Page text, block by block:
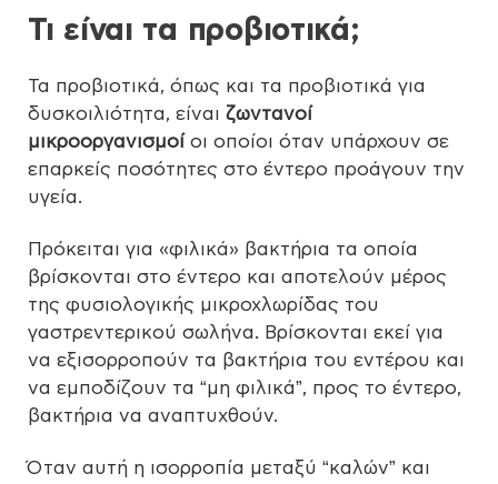
Τι είναι τα προβιοτικά;
Τα προβιοτικά, όπως και τα προβιοτικά για
δυσκοιλιότητα, είναι ζωντανοί
μικροοργανισμοί οι οποίοι όταν υπάρχουν σε
επαρκείς ποσότητες στο έντερο προάγουν την
υγεία.
Πρόκειται για «φιλικά» βακτήρια τα οποία
βρίσκονται στο έντερο και αποτελούν μέρος
της φυσιολογικής μικροχλωρίδας του
γαστρεντερικού σωλήνα. Βρίσκονται εκεί για
να εξισορροπούν τα βακτήρια του εντέρου και
να εμποδίζουν τα “μη φιλικά”, προς το έντερο,
βακτήρια να αναπτυχθούν.
Όταν αυτή η ισορροπία μεταξύ “καλών” και